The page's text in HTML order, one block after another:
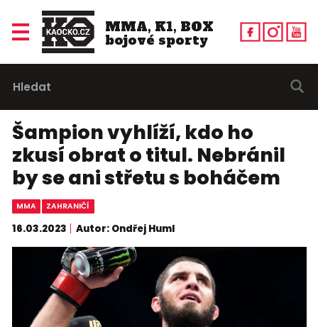
MMA, K1, BOX
bojové sporty
Šampion vyhlíží, kdo ho
zkusí obrat o titul. Nebránil
by se ani střetu s boháčem
MMA ZAHRANIČÍ
16.03.2023 Autor: Ondřej Huml